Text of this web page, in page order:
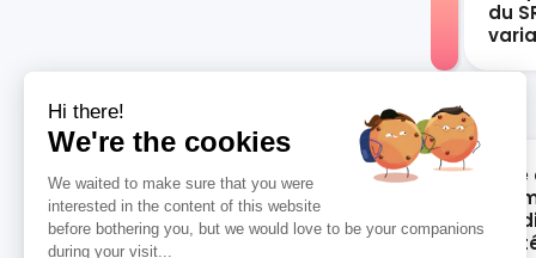
du
les
Hi there!
We're the cookies
We waited to make sure that you were
interested in the content of this website
before bothering you, but we would love to be your companions
during your visit...